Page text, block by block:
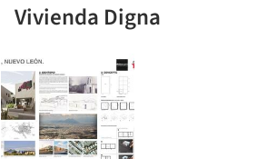
Vivienda Digna